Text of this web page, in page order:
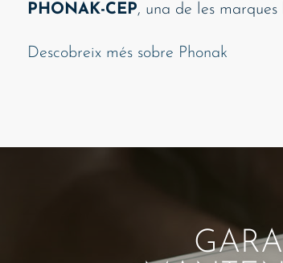
PHONAK-CEP, una de les
Descobreix més sobre Phonak